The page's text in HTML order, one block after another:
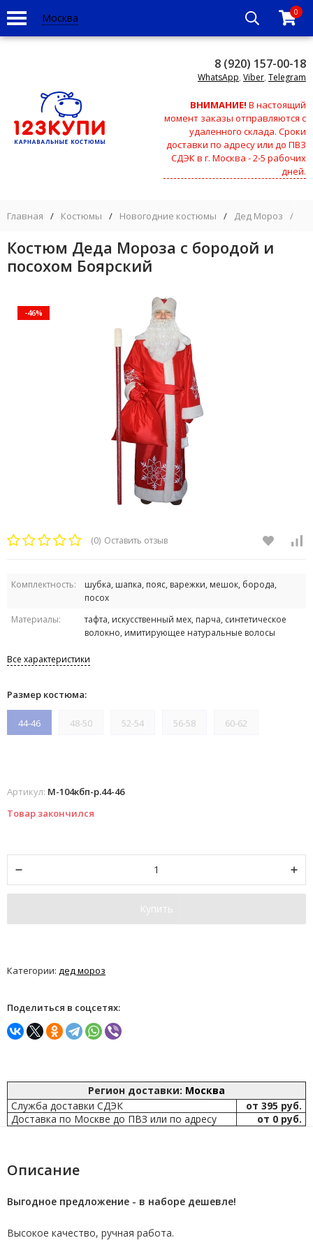
Москва 0
8 (920) 157-00-18
WhatsApp, Viber, Telegram
ВНИМАНИЕ! В настоящий
момент заказы отправляются с
удаленного склада. Сроки
доставки по адресу или до ПВЗ
СДЭК в г. Москва - 2-5 рабочих
дней.
Главная / Костюмы / Новогодние костюмы / Дед Мороз /
Костюм Деда Мороза с бородой и
посохом Боярский
-46%
(0) Оставить отзыв
Комплектность:
шубка, шапка, пояс, варежки, мешок, борода,
посох
Материалы:
тафта, искусственный мех, парча, синтетическое
волокно, имитирующее натуральные волосы
Все характеристики
Размер костюма:
44-46 48-50 52-54 56-58 60-62
Артикул: М-104кбп-р.44-46
Товар закончился
Купить
Категории: дед мороз
Поделиться в соцсетях:
Регион доставки: Москва
Служба доставки СДЭК
от 395 руб.
Доставка по Москве до ПВЗ или по адресу
от 0 руб.
Описание
Выгодное предложение - в наборе дешевле!
Высокое качество, ручная работа.